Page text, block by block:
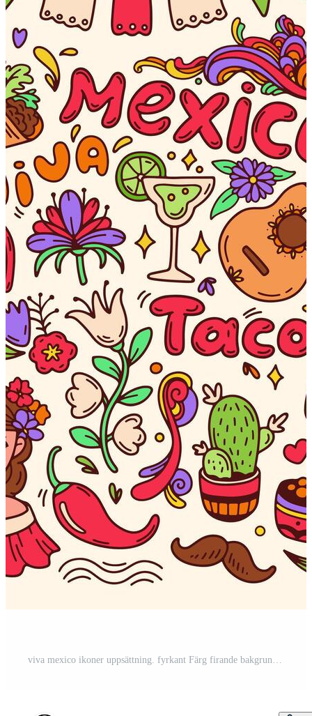
viva mexico ikoner uppsättning. fyrkant Färg firande bakgrund. baner och social media posta för mexikansk statlig Semester cinco de majonnäs. mexikansk arv och kultur. klotter illustration Pro Vektor